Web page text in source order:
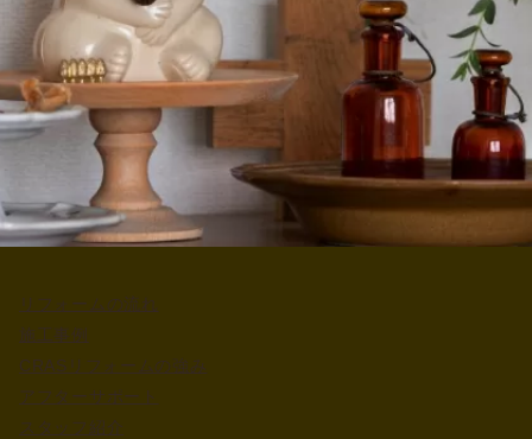
リフォームの流れ
CRASリフォームの強み
アフターサポート
施工事例
スタッフ紹介